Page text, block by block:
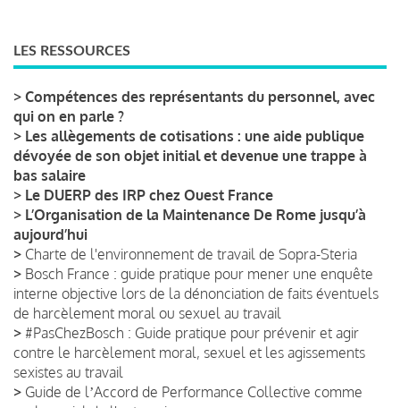
LES RESSOURCES
> Compétences des représentants du personnel, avec
qui on en parle ?
> Les allègements de cotisations : une aide publique
dévoyée de son objet initial et devenue une trappe à
bas salaire
> Le DUERP des IRP chez Ouest France
> L’Organisation de la Maintenance De Rome jusqu’à
aujourd’hui
> Charte de l'environnement de travail de Sopra-Steria
> Bosch France : guide pratique pour mener une enquête
interne objective lors de la dénonciation de faits éventuels
de harcèlement moral ou sexuel au travail
> #PasChezBosch : Guide pratique pour prévenir et agir
contre le harcèlement moral, sexuel et les agissements
sexistes au travail
> Guide de lʼAccord de Performance Collective comme